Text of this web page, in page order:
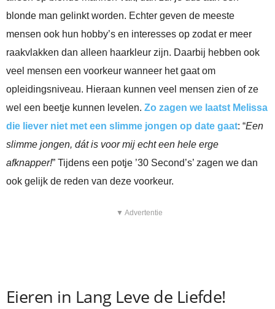
blonde man gelinkt worden. Echter geven de meeste
mensen ook hun hobby’s en interesses op zodat er meer
raakvlakken dan alleen haarkleur zijn. Daarbij hebben ook
veel mensen een voorkeur wanneer het gaat om
opleidingsniveau. Hieraan kunnen veel mensen zien of ze
wel een beetje kunnen levelen. Zo zagen we laatst Melissa
die liever niet met een slimme jongen op date gaat: “Een
slimme jongen, dát is voor mij echt een hele erge
afknapper!” Tijdens een potje ’30 Second’s’ zagen we dan
ook gelijk de reden van deze voorkeur.
▼ Advertentie
Eieren in Lang Leve de Liefde!